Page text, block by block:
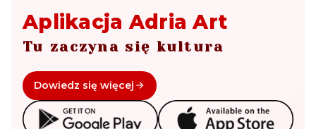
Aplikacja Adria Art
Tu zaczyna się kultura
Dowiedz się więcej